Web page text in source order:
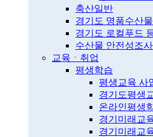
축산일반
경기도 명품수산
경기도 로컬푸드
수산물 안전성조
교육ㆍ취업
평생학습
평생교육 사
경기도평생
온라인평생
경기미래교
경기미래교